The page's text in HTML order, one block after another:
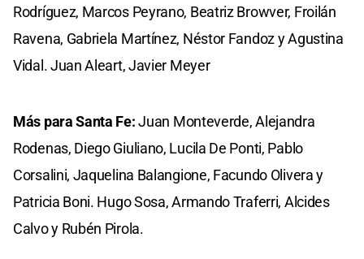
Rodríguez, Marcos Peyrano, Beatriz Browver, Froilán
Ravena, Gabriela Martínez, Néstor Fandoz y Agustina
Vidal. Juan Aleart, Javier Meyer
Más para Santa Fe:Juan Monteverde, Alejandra
Rodenas, Diego Giuliano, Lucila De Ponti, Pablo
Corsalini, Jaquelina Balangione, Facundo Olivera y
Patricia Boni. Hugo Sosa, Armando Traferri, Alcides
Calvo y Rubén Pirola.